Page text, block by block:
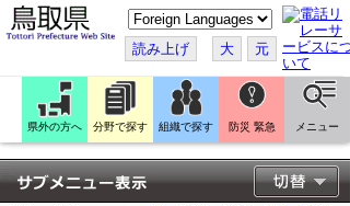
こ
の
ペ
ー
ジ
翻
訳
す
る
読み上げ 大 元
県外の方へ 分野で探す 組織で探す 防災 緊急 メニュー